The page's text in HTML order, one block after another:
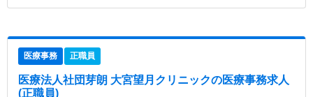
医療事務 正職員
医療法人社団芽朗 大宮望月クリニックの医療事務求人
(正職員)